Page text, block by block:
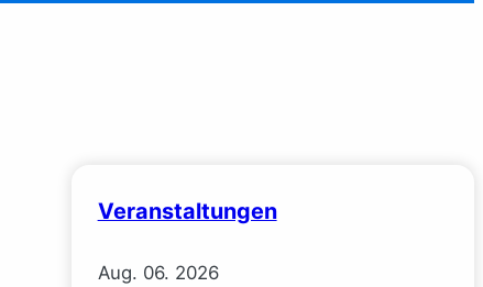
Veranstaltungen
Aug. 06. 2026